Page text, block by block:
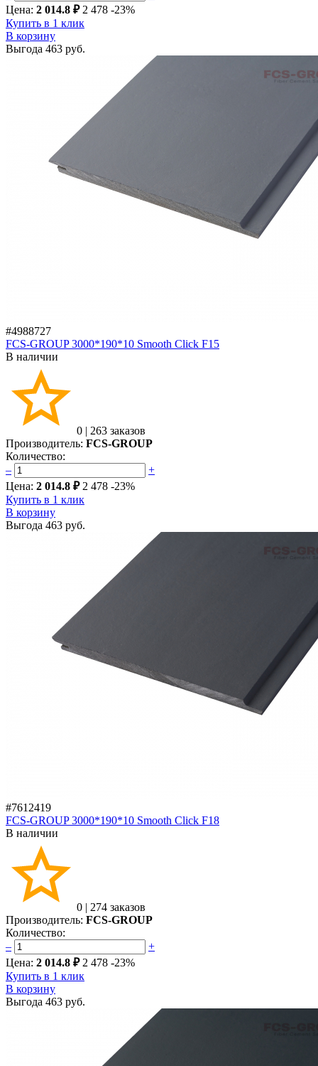
Цена: 2 014.8 ₽ 2 478 -23%
Купить в 1 клик
В корзину
Выгода 463 руб.
#4988727
FCS-GROUP 3000*190*10 Smooth Click F15
В наличии
0 | 263 заказов
Производитель: FCS-GROUP
Количество:
–
+
Цена: 2 014.8 ₽ 2 478 -23%
Купить в 1 клик
В корзину
Выгода 463 руб.
#7612419
FCS-GROUP 3000*190*10 Smooth Click F18
В наличии
0 | 274 заказов
Производитель: FCS-GROUP
Количество:
–
+
Цена: 2 014.8 ₽ 2 478 -23%
Купить в 1 клик
В корзину
Выгода 463 руб.